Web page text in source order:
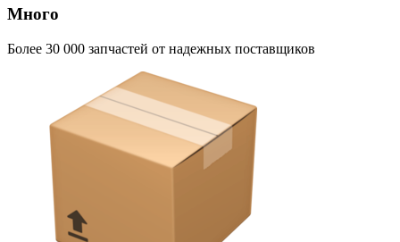
Много
Более 30 000 запчастей от надежных поставщиков